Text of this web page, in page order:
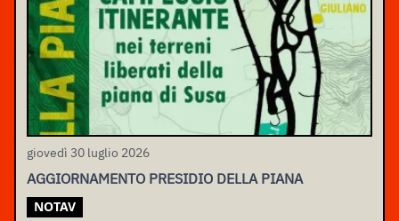
giovedì 30 luglio 2026
AGGIORNAMENTO PRESIDIO DELLA PIANA
NOTAV